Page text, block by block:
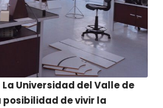
La Universidad del Valle de
de vivir la